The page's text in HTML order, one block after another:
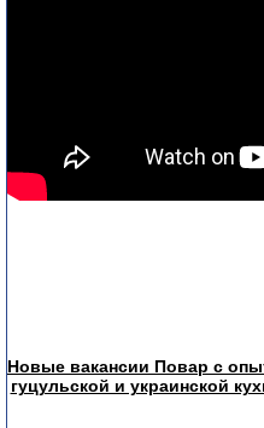
Новые вакансии Повар с
гуцульской и украинской